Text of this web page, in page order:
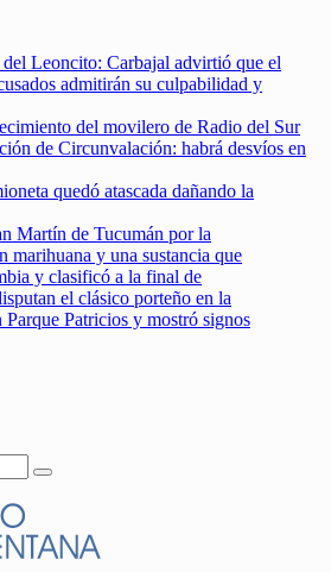
Leoncito: Carbajal advirtió que el
admitirán su culpabilidad y
del movilero de Radio del Sur
de Circunvalación: habrá desvíos en
quedó atascada dañando la
Martín de Tucumán por la
marihuana y una sustancia que
y clasificó a la final de
el clásico porteño en la
Patricios y mostró signos